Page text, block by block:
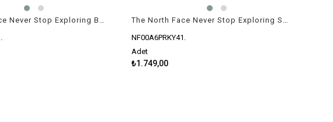
NF00A6PRKY41.
Adet
₺1.749,00